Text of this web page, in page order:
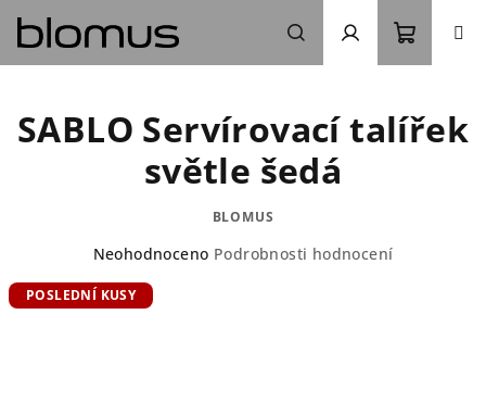
obsah
Hledat Přihlášení
košík
SABLO Servírovací talířek
světle šedá
BLOMUS
Průměrné
produktu
Neohodnoceno Podrobnosti hodnocení
POSLEDNÍ KUSY